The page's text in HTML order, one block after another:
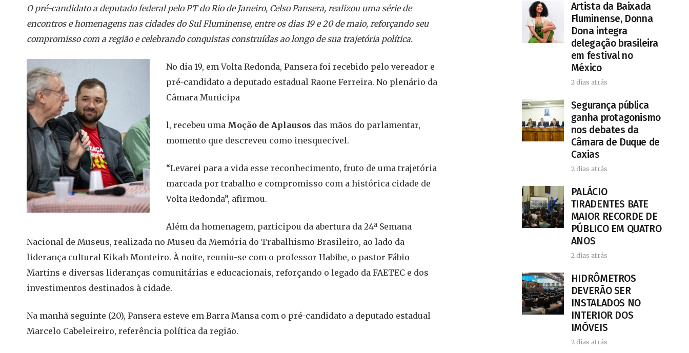
O pré-candidato a deputado federal pelo PT do Rio de Janeiro, Celso Pansera, realizou uma série de
encontros e homenagens nas cidades do Sul Fluminense, entre os dias 19 e 20 de maio, reforçando seu
compromisso com a região e celebrando conquistas construídas ao longo de sua trajetória política.
No dia 19, em Volta Redonda, Pansera foi recebido pelo vereador e
pré-candidato a deputado estadual Raone Ferreira. No plenário da
Câmara Municipa
l, recebeu uma Moção de Aplausos das mãos do parlamentar,
momento que descreveu como inesquecível.
“Levarei para a vida esse reconhecimento, fruto de uma trajetória
marcada por trabalho e compromisso com a histórica cidade de
Volta Redonda”, afirmou.
Além da homenagem, participou da abertura da 24ª Semana
Nacional de Museus, realizada no Museu da Memória do Trabalhismo Brasileiro, ao lado da
liderança cultural Kikah Monteiro. À noite, reuniu-se com o professor Habibe, o pastor Fábio
Martins e diversas lideranças comunitárias e educacionais, reforçando o legado da FAETEC e dos
investimentos destinados à cidade.
Na manhã seguinte (20), Pansera esteve em Barra Mansa com o pré-candidato a deputado estadual
Marcelo Cabeleireiro, referência política da região.
Artista da Baixada
Fluminense, Donna
Dona integra
delegação brasileira
em festival no
México
2 dias atrás
Segurança pública
ganha protagonismo
nos debates da
Câmara de Duque de
Caxias
2 dias atrás
PALÁCIO
TIRADENTES BATE
MAIOR RECORDE DE
PÚBLICO EM QUATRO
ANOS
2 dias atrás
HIDRÔMETROS
DEVERÃO SER
INSTALADOS NO
INTERIOR DOS
IMÓVEIS
2 dias atrás